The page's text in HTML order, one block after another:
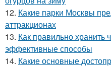
12. Какие парки Москвы
аттракционах
13. Как правильно хранить
эффективные способы
14. Какие основные